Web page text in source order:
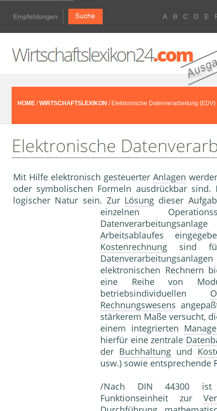
Empfehlungen A B C D E
HOME /WIRTSCHAFTSLEXIKON / Elektronische Datenverarbeitung (EDV)
Elektronische
Mit Hilfe elektronisch gesteuerter Anlagen
oder symbolischen Formeln ausdrückbar
logischer Natur sein. Zur Lösung dieser
einzelnen
Arbeitsablaufes
Kostenrechnung sind für
elektronischen Rechnern
eine Reihe von
betriebsindividuellen
Rechnungswesens
stärkerem Maße versucht,
einem integrierten
hierfür eine zentrale
der Buchhaltungund
usw.) sowie entsprechende
/Nach DIN 44300 ist
Funktionseinheit zur